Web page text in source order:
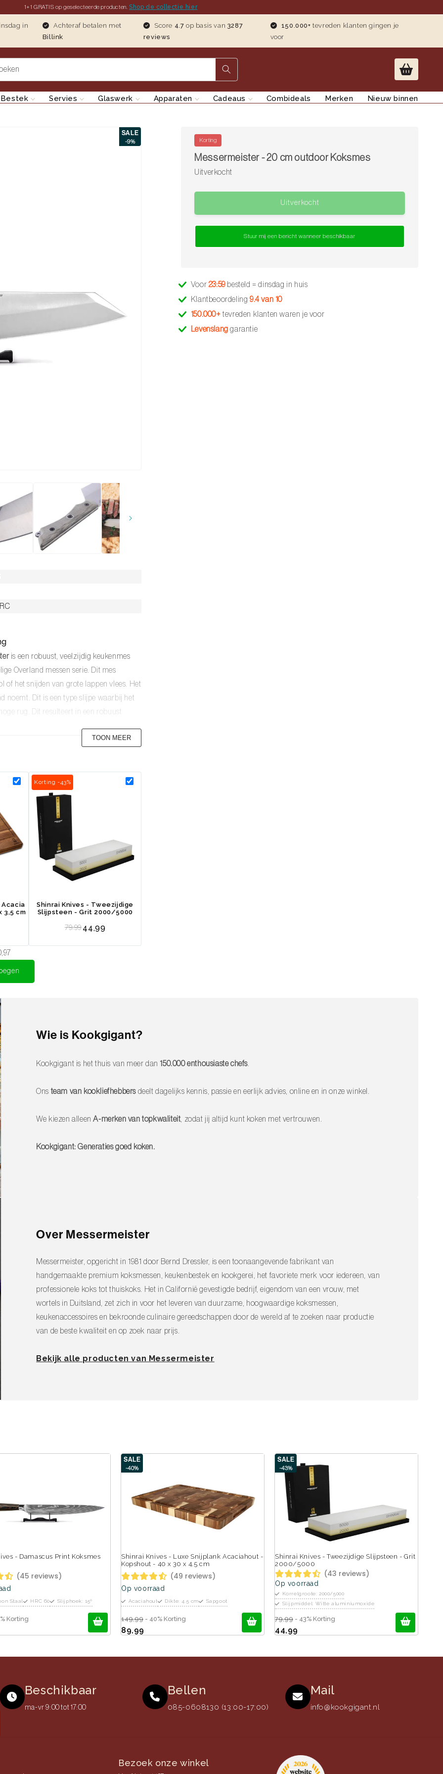
1+1 GRATIS op geselecteerde producten.Shop de collectie hier
in
Achteraf betalen met
Billink
Score 4.7 op basis van 3287
reviews
150.000+ tevreden klanten gingen je
voor
Bestek Servies Glaswerk Apparaten Cadeaus Combideals Merken Nieuw binnen
SALE
-9%
is een robuust, veelzijdig keukenmes
Overland messen serie. Dit mes
of het snijden van grote lappen vlees. Het
noemt. Dit is een type slijpe waarbij het
rug. Dit resulteert in een robuust
Daarvoor hebben wij van
of een weg bananen door de natuur.
Met een mes uit deze serie zit je dan
vuurstok voor een kampvuur. Met een
gekozen die tegen een stootje kunnen.
Dit materiaal behoudt zijn grip
voor deze staalsoort is zijn
Overland serie worden gemaakt in Italië
Duitsland geproduceerd worden.
TOON MEER
Acacia
3,5 cm
Korting -43%
Shinrai Knives - Tweezijdige
Slijpsteen - Grit 2000/5000
Regular price
79,9944,99
Korting
Messermeister - 20 cm outdoor Koksmes
Uitverkocht
Uitverkocht
Stuur mij een bericht wanneer beschikbaar
Voor 23:59besteld = dinsdag in huis
Klantbeoordeling 9.4 van 10
150.000+tevreden klanten waren je voor
Levenslang garantie
Wie is Kookgigant?
Kookgigant is het thuis van meer dan 150.000 enthousiaste chefs
Ons team van kookliefhebbers deelt dagelijks kennis, passie en eerlijk advies, online en in onze winkel.
We kiezen alleenA-merken van topkwaliteit , zodat jij altijd kunt koken met vertrouwen.
Kookgigant: Generaties goed koken.
Over Messermeister
Messermeister, opgericht in 1981 door Bernd Dressler, is een toonaangevende fabrikant van
handgemaakte premium koksmessen, keukenbestek en kookgerei, het favoriete merk voor iedereen, van
professionele koks tot thuiskoks. Het in Californië gevestigde bedrijf, eigendom van een vrouw, met
wortels in Duitsland, zet zich in voor het leveren van duurzame, hoogwaardige koksmessen,
keukenaccessoires en bekroonde culinaire gereedschappen door de wereld af te zoeken naar productie
van de beste kwaliteit en op zoek naar prijs.
Bekijk alle producten van Messermeister
- Damascus Print Koksmes
(45 reviews)
Staal HRC 60 Slijphoek: 15º
Korting
SALE
-40%
Shinrai Knives - Luxe Snijplank Acaciahout -
Kopshout - 40 x 30 x 4.5 cm
(49 reviews)
Op voorraad
Acaciahout Dikte: 4.5 cm Sapgoot
149,99 - 40% Korting
89,99
SALE
-43%
Shinrai Knives - Tweezijdige Slijpsteen - Grit
2000/5000
(43 reviews)
Op voorraad
Korrelgroote: 2000/5000
Slijpmiddel: Witte aluminiumoxide
79,99 - 43% Korting
44,99
Beschikbaar
ma-vr 9:00 tot 17:00
Bellen
085-0608130 (13:00-17:00)
Mail
info@kookgigant.nl
Bezoek onze winkel